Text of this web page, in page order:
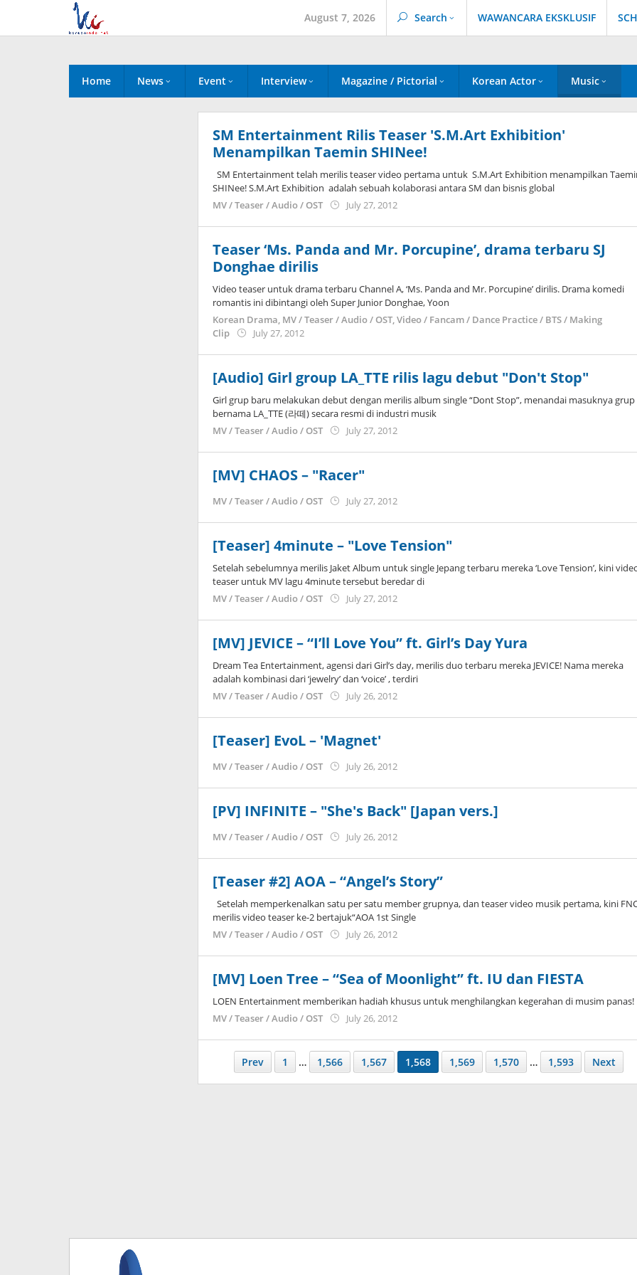
content
August 7, 2026 Search WAWANCARA EKSKLUSIF
Home News Event Interview Magazine / Pictorial Korean Actor Music
SM Entertainment Rilis Teaser 'S.M.Art Exhibition'
Menampilkan Taemin SHINee!
SM Entertainment telah merilis teaser video pertama untuk S.M.Art Exhibition menampilkan
SHINee! S.M.Art Exhibition adalah sebuah kolaborasi antara SM dan bisnis global
MV / Teaser / Audio / OST
July 27, 2012by
Teaser ‘Ms. Panda and Mr. Porcupine’, drama terbaru SJ
Donghae dirilis
Video teaser untuk drama terbaru Channel A, ‘Ms. Panda and Mr. Porcupine’ dirilis. Drama komedi
romantis ini dibintangi oleh Super Junior Donghae, Yoon
Korean Drama, MV / Teaser / Audio / OST,Video / Fancam / Dance Practice / BTS / Making
Clip
July 27, 2012by
[Audio] Girl group LA_TTE rilis lagu debut "Don't Stop"
Girl grup baru melakukan debut dengan merilis album single “Dont Stop”, menandai masuknya grup
bernama LA_TTE (라떼) secara resmi di industri musik
MV / Teaser / Audio / OST
July 27, 2012by
[MV] CHAOS – "Racer"
MV / Teaser / Audio / OST July 27, 2012by
[Teaser] 4minute – "Love Tension"
Setelah sebelumnya merilis Jaket Album untuk single Jepang terbaru mereka ‘Love Tension’, kini
teaser untuk MV lagu 4minute tersebut beredar di
MV / Teaser / Audio / OST
July 27, 2012by
[MV] JEVICE – “I’ll Love You” ft. Girl’s Day Yura
Dream Tea Entertainment, agensi dari Girl’s day, merilis duo terbaru mereka JEVICE! Nama mereka
adalah kombinasi dari ‘jewelry’ dan ‘voice’ , terdiri
MV / Teaser / Audio / OST
July 26, 2012by
[Teaser] EvoL – 'Magnet'
MV / Teaser / Audio / OST July 26, 2012by
[PV] INFINITE – "She's Back" [Japan vers.]
MV / Teaser / Audio / OST July 26, 2012by
[Teaser #2] AOA – “Angel’s Story”
Setelah memperkenalkan satu per satu member grupnya, dan teaser video musik pertama, kini
merilis video teaser ke-2 bertajuk“AOA 1st Single
MV / Teaser / Audio / OST
July 26, 2012by
[MV] Loen Tree – “Sea of Moonlight” ft. IU dan FIESTA
LOEN Entertainment memberikan hadiah khusus untuk menghilangkan kegerahan di musim panas!
MV / Teaser / Audio / OST
July 26, 2012by
Prev 1 … 1,566 1,567 1,568 1,569 1,570 … 1,593 Next